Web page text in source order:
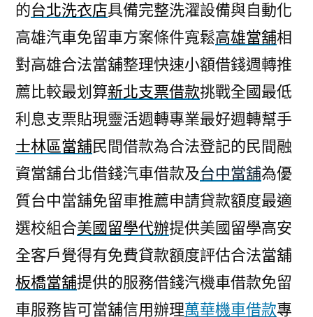
的台北洗衣店具備完整洗濯設備與自動化
高雄汽車免留車方案條件寬鬆高雄當舖相
對高雄合法當舖整理快速小額借錢週轉推
薦比較最划算新北支票借款挑戰全國最低
利息支票貼現靈活週轉專業最好週轉幫手
士林區當舖民間借款為合法登記的民間融
資當舖台北借錢汽車借款及台中當舖為優
質台中當舖免留車推薦申請貸款額度最適
選校組合美國留學代辦提供美國留學高安
全客戶覺得有免費貸款額度評估合法當舖
板橋當舖提供的服務借錢汽機車借款免留
車服務皆可當舖信用辦理萬華機車借款專